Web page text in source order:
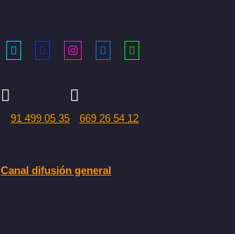
91 499 05 35 669 26 54 12
Canal difusión general